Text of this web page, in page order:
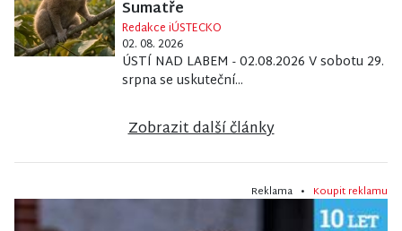
Sumatře
Redakce iÚSTECKO
02. 08. 2026
ÚSTÍ NAD LABEM - 02.08.2026 V sobotu 29.
srpna se uskuteční...
Zobrazit další články
Reklama • Koupit reklamu